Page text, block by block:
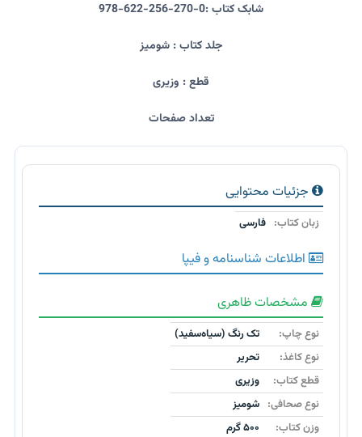
شابک کتاب :0-270-256-622-978
جلد کتاب : شومیز
قطع : وزیری
تعداد صفحات
جزئیات محتوایی
زبان کتاب: فارسی
اطلاعات شناسنامه و فیپا
مشخصات ظاهری
نوع چاپ:
تک رنگ (سیاه‌سفید)
نوع کاغذ:
تحریر
قطع کتاب:
وزیری
نوع صحافی: شومیز
وزن کتاب:
۵۰۰ گرم